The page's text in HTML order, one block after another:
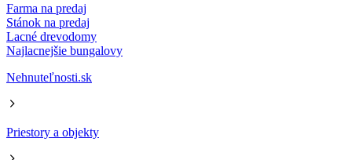
Farma na predaj
Stánok na predaj
Lacné drevodomy
Najlacnejšie bungalovy
Nehnuteľnosti.sk
Priestory a objekty